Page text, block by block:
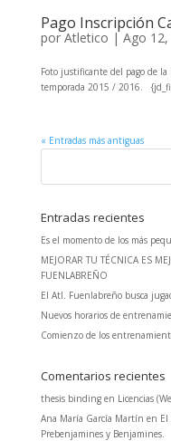
Pago Inscripción
porAtletico | Ago 12,
Foto justificante del pago de
temporada 2015 / 2016.
« Entradas más antiguas
Entradas recientes
Es el momento de los más
MEJORAR TU TÉCNICA ES
FUENLABREÑO
El Atl. Fuenlabreño busca
Nuevos horarios de
Comienzo de los
Comentarios recientes
thesis bindingen Licencias
Ana María García Martín en
Prebenjamines y Benjamines.